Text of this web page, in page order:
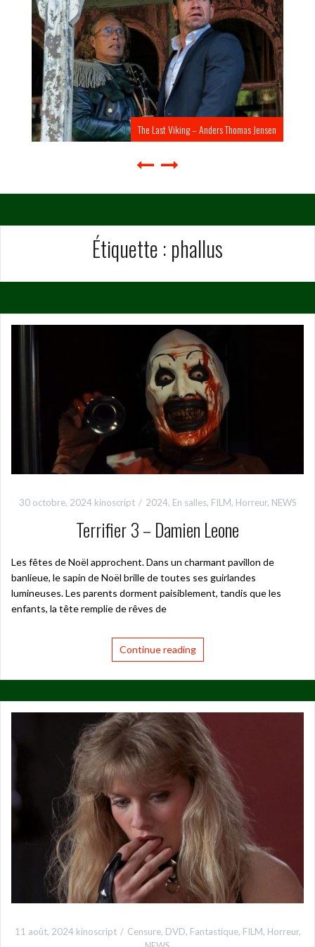
The Last Viking – Anders Thomas Jensen
Étiquette : phallus
30 octobre, 2024 kinoscript 2024, En salles, FILM, Horreur, NEWS
Terrifier 3 – Damien Leone
Les fêtes de Noël approchent. Dans un charmant pavillon de
banlieue, le sapin de Noël brille de toutes ses guirlandes
lumineuses. Les parents dorment paisiblement, tandis que les
enfants, la tête remplie de rêves de
Continue reading
11 août, 2024 kinoscript Censure, DVD, Fantastique, FILM, Horreur,